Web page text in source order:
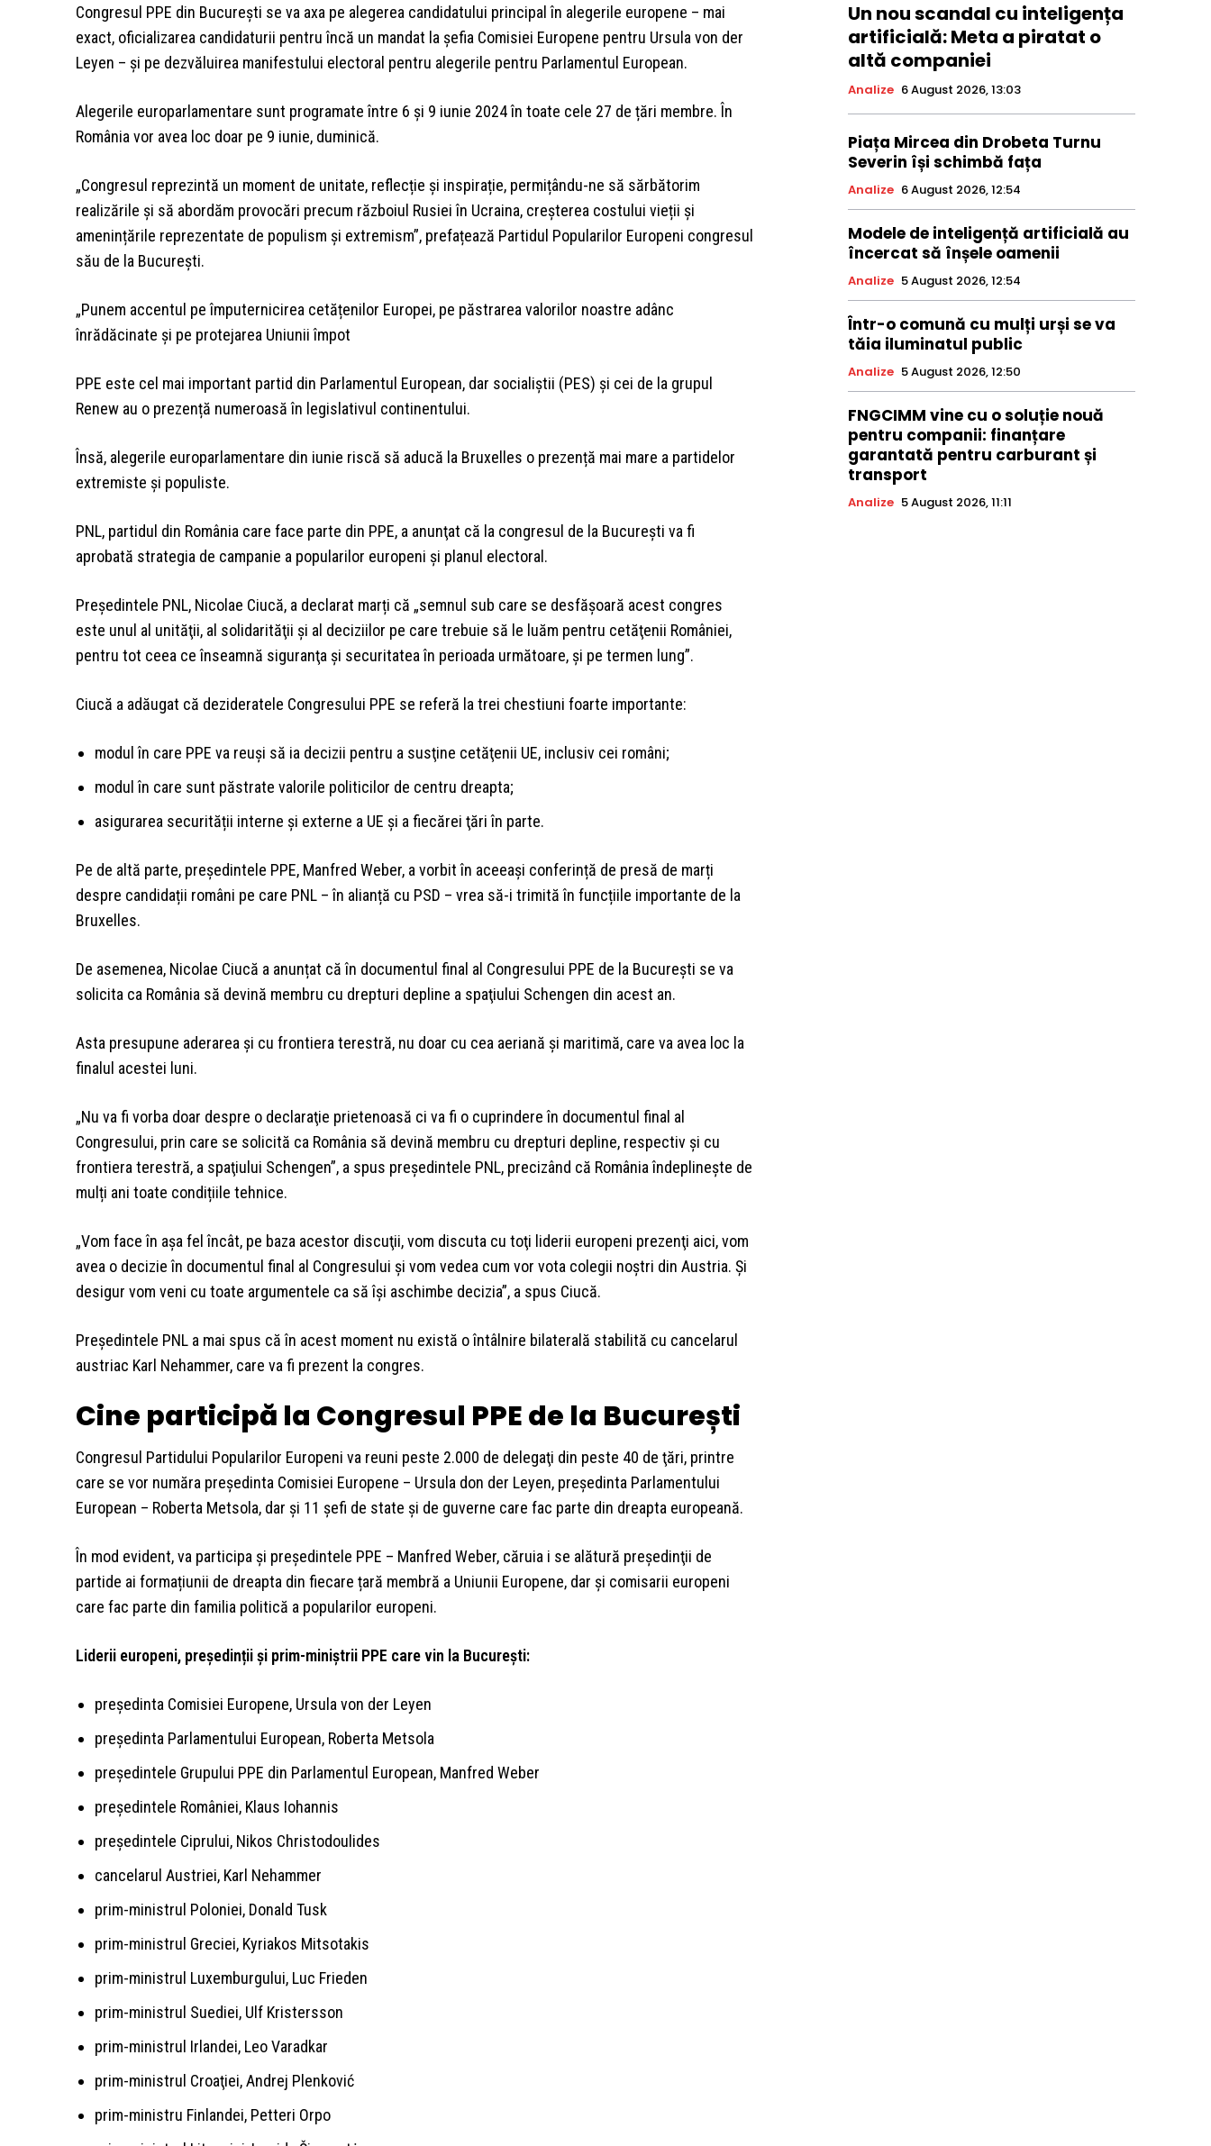
Congresul PPE din București se va axa pe alegerea candidatului principal în alegerile europene – mai
exact, oficializarea candidaturii pentru încă un mandat la șefia Comisiei Europene pentru Ursula von der
Leyen – și pe dezvăluirea manifestului electoral pentru alegerile pentru Parlamentul European.
Alegerile europarlamentare sunt programate între 6 și 9 iunie 2024 în toate cele 27 de țări membre. În
România vor avea loc doar pe 9 iunie, duminică.
„Congresul reprezintă un moment de unitate, reflecție și inspirație, permițându-ne să sărbătorim
realizările și să abordăm provocări precum războiul Rusiei în Ucraina, creșterea costului vieții și
amenințările reprezentate de populism și extremism”, prefațează Partidul Popularilor Europeni congresul
său de la București.
„Punem accentul pe împuternicirea cetățenilor Europei, pe păstrarea valorilor noastre adânc
înrădăcinate și pe protejarea Uniunii împot
PPE este cel mai important partid din Parlamentul European, dar socialiștii (PES) și cei de la grupul
Renew au o prezență numeroasă în legislativul continentului.
Însă, alegerile europarlamentare din iunie riscă să aducă la Bruxelles o prezență mai mare a partidelor
extremiste și populiste.
PNL, partidul din România care face parte din PPE, a anunţat că la congresul de la București va fi
aprobată strategia de campanie a popularilor europeni şi planul electoral.
Președintele PNL, Nicolae Ciucă, a declarat marți că „semnul sub care se desfăşoară acest congres
este unul al unităţii, al solidarităţii şi al deciziilor pe care trebuie să le luăm pentru cetăţenii României,
pentru tot ceea ce înseamnă siguranţa şi securitatea în perioada următoare, şi pe termen lung”.
Ciucă a adăugat că dezideratele Congresului PPE se referă la trei chestiuni foarte importante:
modul în care PPE va reuşi să ia decizii pentru a susţine cetăţenii UE, inclusiv cei români;
modul în care sunt păstrate valorile politicilor de centru dreapta;
asigurarea securității interne şi externe a UE şi a fiecărei ţări în parte.
Pe de altă parte, președintele PPE, Manfred Weber, a vorbit în aceeași conferință de presă de marți
despre candidații români pe care PNL – în alianță cu PSD – vrea să-i trimită în funcțiile importante de la
Bruxelles.
De asemenea, Nicolae Ciucă a anunțat că în documentul final al Congresului PPE de la Bucureşti se va
solicita ca România să devină membru cu drepturi depline a spaţiului Schengen din acest an.
Asta presupune aderarea și cu frontiera terestră, nu doar cu cea aeriană și maritimă, care va avea loc la
finalul acestei luni.
„Nu va fi vorba doar despre o declaraţie prietenoasă ci va fi o cuprindere în documentul final al
Congresului, prin care se solicită ca România să devină membru cu drepturi depline, respectiv şi cu
frontiera terestră, a spaţiului Schengen”, a spus președintele PNL, precizând că România îndeplinește de
mulți ani toate condițiile tehnice.
„Vom face în aşa fel încât, pe baza acestor discuţii, vom discuta cu toţi liderii europeni prezenţi aici, vom
avea o decizie în documentul final al Congresului şi vom vedea cum vor vota colegii noştri din Austria. Şi
desigur vom veni cu toate argumentele ca să îşi aschimbe decizia”, a spus Ciucă.
Preşedintele PNL a mai spus că în acest moment nu există o întâlnire bilaterală stabilită cu cancelarul
austriac Karl Nehammer, care va fi prezent la congres.
Cine participă la Congresul PPE de la București
Congresul Partidului Popularilor Europeni va reuni peste 2.000 de delegaţi din peste 40 de ţări, printre
care se vor număra preşedinta Comisiei Europene – Ursula don der Leyen, preşedinta Parlamentului
European – Roberta Metsola, dar și 11 șefi de state şi de guverne care fac parte din dreapta europeană.
În mod evident, va participa și președintele PPE – Manfred Weber, căruia i se alătură preşedinţii de
partide ai formațiunii de dreapta din fiecare țară membră a Uniunii Europene, dar şi comisarii europeni
care fac parte din familia politică a popularilor europeni.
Liderii europeni, președinții și prim-miniștrii PPE care vin la București:
preşedinta Comisiei Europene, Ursula von der Leyen
preşedinta Parlamentului European, Roberta Metsola
preşedintele Grupului PPE din Parlamentul European, Manfred Weber
preşedintele României, Klaus Iohannis
preşedintele Ciprului, Nikos Christodoulides
cancelarul Austriei, Karl Nehammer
prim-ministrul Poloniei, Donald Tusk
prim-ministrul Greciei, Kyriakos Mitsotakis
prim-ministrul Luxemburgului, Luc Frieden
prim-ministrul Suediei, Ulf Kristersson
prim-ministrul Irlandei, Leo Varadkar
prim-ministrul Croaţiei, Andrej Plenković
prim-ministru Finlandei, Petteri Orpo
Un nou scandal cu inteligența
artificială: Meta a piratat o
altă companiei
Analize 6 August 2026, 13:03
Piața Mircea din Drobeta Turnu
Severin își schimbă fața
Analize 6 August 2026, 12:54
Modele de inteligență artificială au
încercat să înșele oamenii
Analize 5 August 2026, 12:54
Într-o comună cu mulți urși se va
tăia iluminatul public
Analize 5 August 2026, 12:50
FNGCIMM vine cu o soluție nouă
pentru companii: finanțare
garantată pentru carburant și
transport
Analize 5 August 2026, 11:11